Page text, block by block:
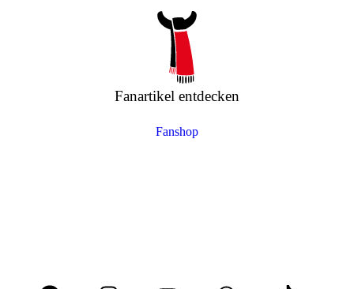
Fanartikel entdecken
Fanshop